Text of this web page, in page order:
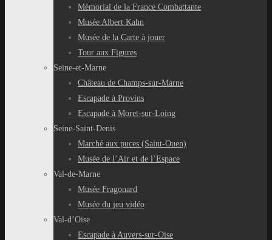
Mémorial de la France Combattante
Musée Albert Kahn
Musée de la Carte à jouer
Tour aux Figures
Seine-et-Marne
Château de Champs-sur-Marne
Escapade à Provins
Escapade à Moret-sur-Loing
Seine-Saint-Denis
Marché aux puces (Saint-Ouen)
Musée de l’Air et de l’Espace
Val-de-Marne
Musée Fragonard
Musée du jeu vidéo
Val-d’Oise
Escapade à Auvers-sur-Oise